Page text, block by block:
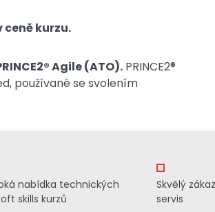
kurzu.
Agile (ATO). PRINCE2®
používané se svolením
nabídka technických
skills kurzů
Skvělý
servis